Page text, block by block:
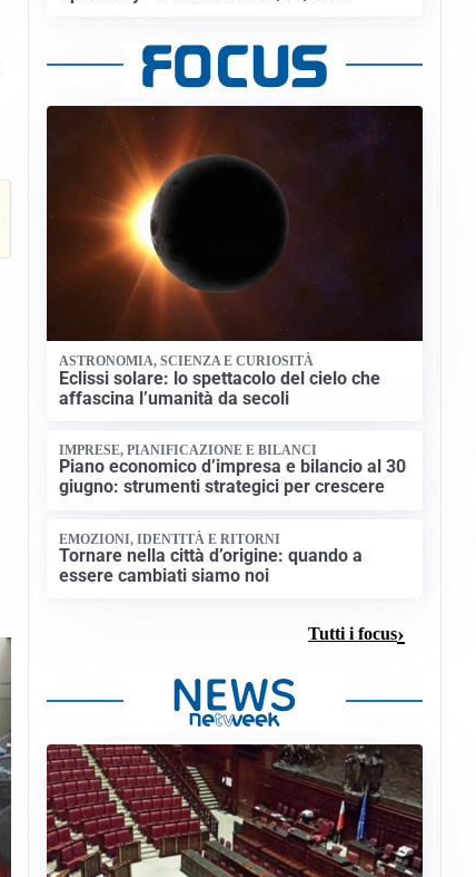
ASTRONOMIA, SCIENZA E CURIOSITÀ
Eclissi solare: lo spettacolo del cielo che
affascina l’umanità da secoli
IMPRESE, PIANIFICAZIONE E BILANCI
Piano economico d’impresa e bilancio al 30
giugno: strumenti strategici per crescere
EMOZIONI, IDENTITÀ E RITORNI
Tornare nella città d’origine: quando a
essere cambiati siamo noi
Tutti i focus